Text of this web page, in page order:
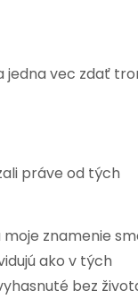
jedna vec zdať
práve od tých
moje znamenie
ako v tých
bez